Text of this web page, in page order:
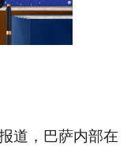
道，巴萨内部在